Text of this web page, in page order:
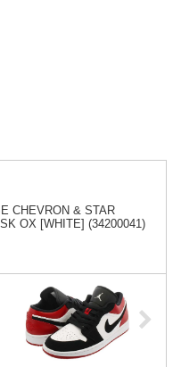
CHEVRON & STAR
OX [WHITE] (34200041)